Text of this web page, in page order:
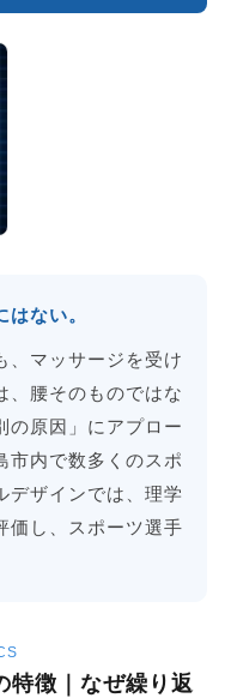
はない。
、マッサージを受け
腰そのものではな
の原因」にアプロー
市内で数多くのスポ
デザインでは、理学
価し、スポーツ選手
特徴｜なぜ繰り返